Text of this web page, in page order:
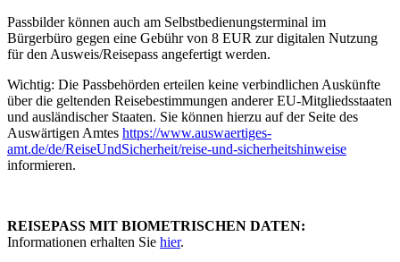
Passbilder können auch am Selbstbedienungsterminal im
Bürgerbüro gegen eine Gebühr von 8 EUR zur digitalen Nutzung
für den Ausweis/Reisepass angefertigt werden.
Wichtig: Die Passbehörden erteilen keine verbindlichen Auskünfte
über die geltenden Reisebestimmungen anderer EU-Mitgliedsstaaten
und ausländischer Staaten. Sie können hierzu auf der Seite des
Auswärtigen Amtes https://www.auswaertiges-
amt.de/de/ReiseUndSicherheit/reise-und-sicherheitshinweise
informieren.
REISEPASS MIT BIOMETRISCHEN DATEN:
Informationen erhalten Sie hier.